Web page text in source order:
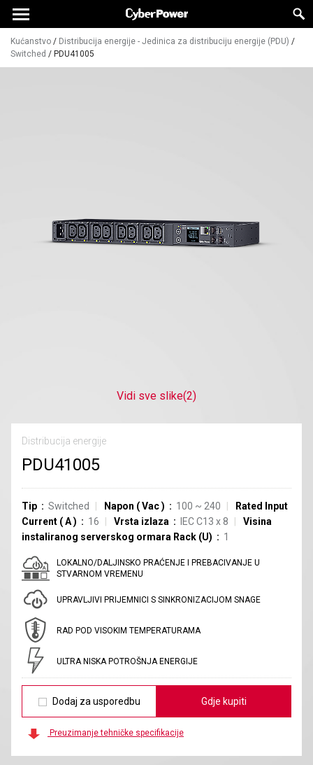
Kućanstvo / Distribucija energije - Jedinica za distribuciju energije (PDU) /
Switched / PDU41005
Vidi sve slike(2)
Distribucija energije
PDU41005
Tip Switched Napon (Vac) 100 ~ 240
Rated Input
Current (A) 16 Vrsta izlaza IEC C13 x8
Visina
instaliranog serverskog ormara Rack (U)
1
LOKALNO/DALJINSKO PRAĆENJE I PREBACIVANJE U
STVARNOM VREMENU
UPRAVLJIVI PRIJEMNICI S SINKRONIZACIJOM SNAGE
RAD POD VISOKIM TEMPERATURAMA
ULTRA NISKA POTROŠNJA ENERGIJE
Dodaj za usporedbu Gdje kupiti
Preuzimanje tehničke specifikacije